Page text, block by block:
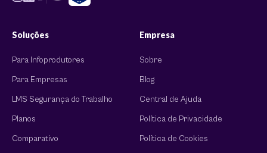
Soluções
Para Infoprodutores
Para Empresas
LMS Segurança do Trabalho
Planos
Comparativo
Empresa
Sobre
Blog
Central de Ajuda
Política de Privacidade
Política de Cookies